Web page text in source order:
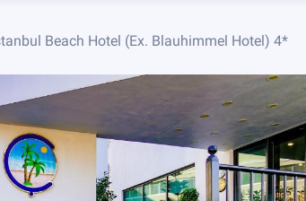
Beach Hotel (Ex. Blauhimmel Hotel) 4*